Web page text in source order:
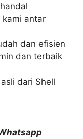
kami antar
dan efisien
dan terbaik
dari Shell